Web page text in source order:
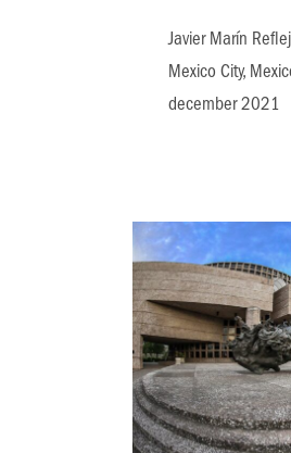
Javier Marín
Mexico City,
december 2021